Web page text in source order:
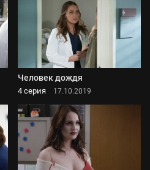
Человек дождя
4 серия 17.10.2019